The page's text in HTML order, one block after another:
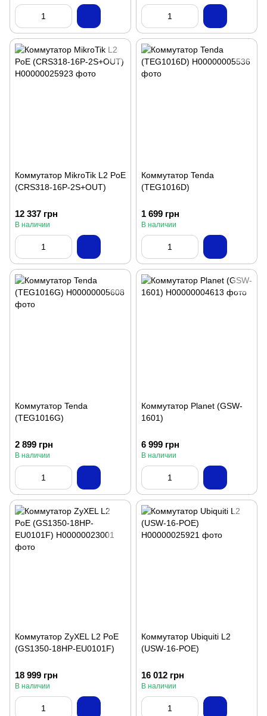
Коммутатор MikroTik L2 PoE
(CRS318-16P-2S+OUT)
12 337 грн
В наличии
Коммутатор Tenda
(TEG1016D)
1 699 грн
В наличии
Коммутатор Tenda
(TEG1016G)
2 899 грн
В наличии
Коммутатор Planet (GSW-
1601)
6 999 грн
В наличии
Коммутатор ZyXEL L2 PoE
(GS1350-18HP-EU0101F)
18 999 грн
В наличии
Коммутатор Ubiquiti L2
(USW-16-POE)
16 012 грн
В наличии